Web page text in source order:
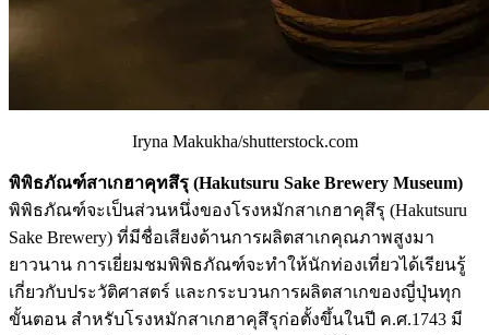
Iryna Makukha/shutterstock.com
พิพิธภัณฑ์สาเกฮาคุทสึรุ (Hakutsuru Sake Brewery Museum)
พิพิธภัณฑ์จะเป็นส่วนหนึ่งของโรงหมักสาเกฮาคุสึรุ (Hakutsuru
Sake Brewery) ที่มีชื่อเสียงด้านการผลิตสาเกคุณภาพสูงมา
ยาวนาน การเยี่ยมชมพิพิธภัณฑ์จะทำให้นักท่องเที่ยวได้เรียนรู้
เกี่ยวกับประวัติศาสตร์ และกระบวนการผลิตสาเกของญี่ปุ่นทุก
ขั้นตอน สำหรับโรงหมักสาเกฮาคุสึรุก่อตั้งขึ้นในปี ค.ศ.1743 มี